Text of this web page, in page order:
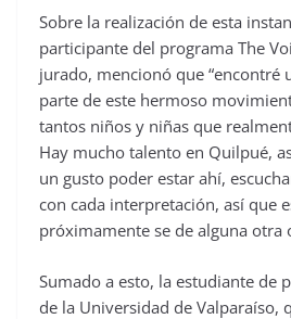
Sobre la realización de esta
participante del programa The
jurado, mencionó que “encontré
parte de este hermoso
tantos niños y niñas que
Hay mucho talento en Quilpué,
un gusto poder estar ahí,
con cada interpretación, así que
próximamente se de alguna otra
Sumado a esto, la estudiante de
de la Universidad de Valparaíso,